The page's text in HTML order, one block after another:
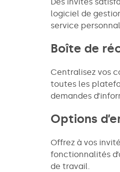
logiciel de
service
Boîte de
Centralisez vos
toutes les
demandes
Options
Offrez à vos
fonctionnalités
de travail.